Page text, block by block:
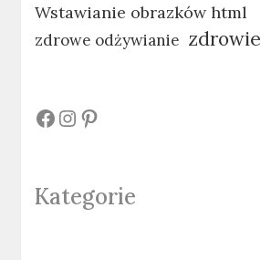
Wstawianie obrazków html
zdrowe odżywianie zdrowie
# # #
Kategorie